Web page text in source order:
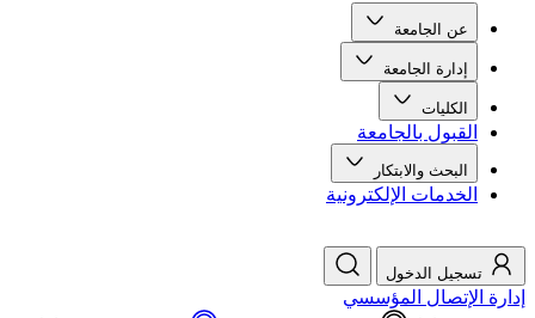
عن الجامعة
إدارة الجامعة
الكليات
القبول بالجامعة
البحث والابتكار
الخدمات الإلكترونية
تسجيل الدخول
إدارة الإتصال المؤسسي